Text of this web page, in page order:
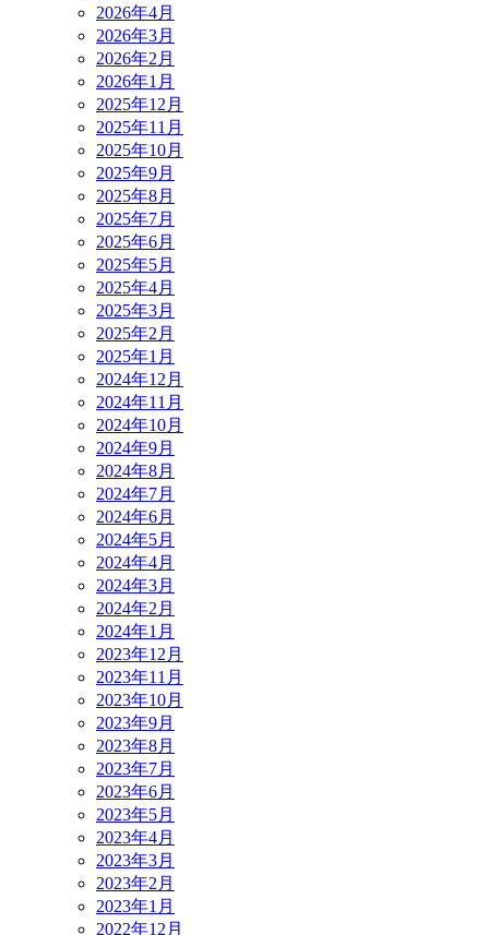
2026年4月
2026年3月
2026年2月
2026年1月
2025年12月
2025年11月
2025年10月
2025年9月
2025年8月
2025年7月
2025年6月
2025年5月
2025年4月
2025年3月
2025年2月
2025年1月
2024年12月
2024年11月
2024年10月
2024年9月
2024年8月
2024年7月
2024年6月
2024年5月
2024年4月
2024年3月
2024年2月
2024年1月
2023年12月
2023年11月
2023年10月
2023年9月
2023年8月
2023年7月
2023年6月
2023年5月
2023年4月
2023年3月
2023年2月
2023年1月
2022年12月